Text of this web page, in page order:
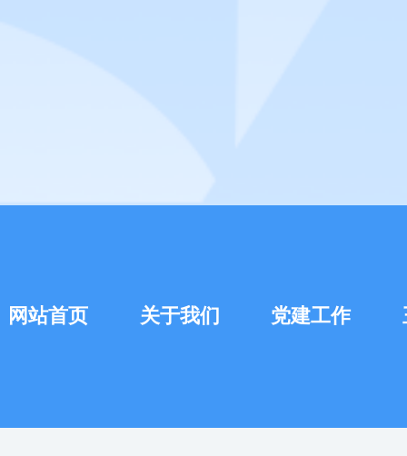
网站首页 关于我们 党建工作